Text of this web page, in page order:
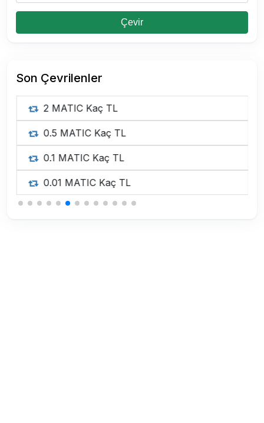
Çevir
Son Çevrilenler
2 MATIC Kaç TL
0.5 MATIC Kaç TL
0.1 MATIC Kaç TL
0.01 MATIC Kaç TL